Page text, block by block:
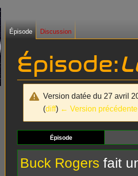
Épisode:
Version datée du 27 avril
(diff) ← Version précédente
à
navigation
à
recherche
Épisode
Buck Rogers fait
Épisode Discussion